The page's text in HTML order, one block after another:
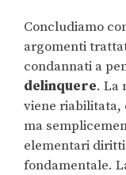
Concludiamo
argomenti
condannati a
delinquere. La
viene riabilitata,
ma
elementari
fondamentale.